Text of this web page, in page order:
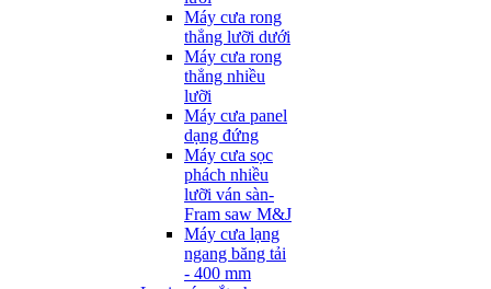
Máy cưa rong
thẳng lưỡi dưới
Máy cưa rong
thẳng nhiều
lưỡi
Máy cưa panel
dạng đứng
Máy cưa sọc
phách nhiều
lưỡi ván sàn-
Fram saw M&J
Máy cưa lạng
ngang băng tải
- 400 mm